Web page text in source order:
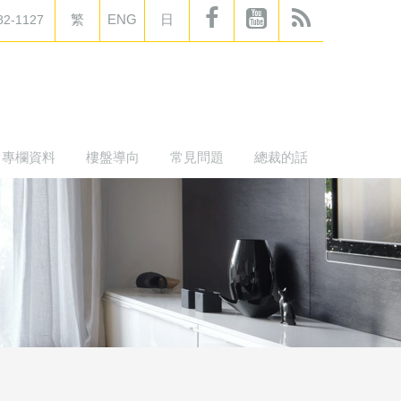
1127 繁 ENG 日
專欄資料 樓盤導向 常見問題 總裁的話